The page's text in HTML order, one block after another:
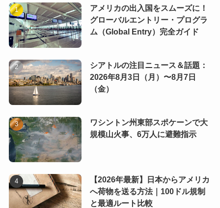
アメリカの出入国をスムーズに！
グローバルエントリー・プログラ
ム（Global Entry）完全ガイド
シアトルの注目ニュース＆話題：
2026年8月3日（月）〜8月7日
（金）
ワシントン州東部スポケーンで大
規模山火事、6万人に避難指示
【2026年最新】日本からアメリカ
へ荷物を送る方法｜100ドル規制
と最適ルート比較